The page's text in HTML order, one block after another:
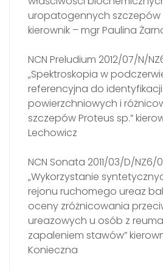
uropatogennych szczepów
kierownik – mgr Paulina
NCN Preludium 2012/07/N/
„Spektroskopia w
referencyjna do
powierzchniowych i
szczepów Proteus sp.”
Lechowicz
NCN Sonata 2011/03/D/NZ6/
„Wykorzystanie
rejonu ruchomego ureaz
oceny zróżnicowania
ureazowych u osób z
zapaleniem stawów”
Konieczna